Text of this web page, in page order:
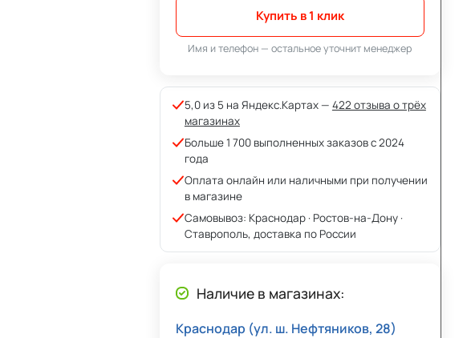
Купить в 1 клик
Имя и телефон — остальное уточнит менеджер
5,0 из 5 на Яндекс.Картах — 422 отзыва о трёх
магазинах
Больше 1 700 выполненных заказов с 2024
года
Оплата онлайн или наличными при получении
в магазине
Самовывоз: Краснодар · Ростов-на-Дону ·
Ставрополь, доставка по России
Наличие в магазинах:
Краснодар (ул. ш. Нефтяников, 28)